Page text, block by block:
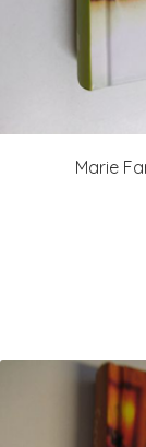
Marie